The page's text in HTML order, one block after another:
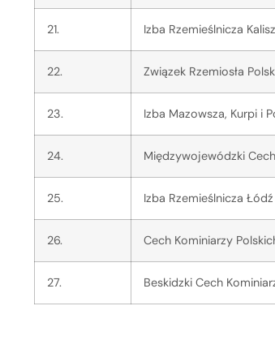
21. Izba Rzemieślnicza Kalisz
22. Związek Rzemiosła
23. Izba Mazowsza, Kurpi i
24. Międzywojewódzki
25. Izba Rzemieślnicza Łódź
26. Cech Kominiarzy
27. Beskidzki Cech